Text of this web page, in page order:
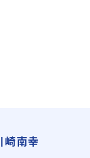
崎南幸